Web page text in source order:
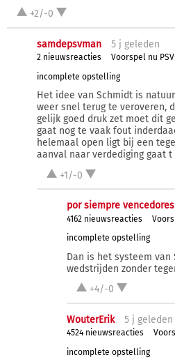
+2/-0
samdepsvman 5 j geleden
2 nieuwsreacties
Voorspel nu
incomplete opstelling
Het idee van Schmidt is
weer snel terug te veroveren,
gelijk goed druk zet moet dit
gaat nog te vaak fout
helemaal open ligt bij een
aanval naar verdediging gaat
+1/-0
por siempre vencedores
4162 nieuwsreacties
incomplete opstelling
Dan is het systeem van
wedstrijden zonder
+4/-0
WouterErik 5 j geleden
4524 nieuwsreacties
incomplete opstelling